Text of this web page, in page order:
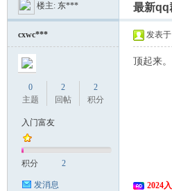
» ›
楼主: 东*** 最新qq
cxwc***
0
主题
2
回帖
2
积分
入门富友
积分 2
发消息
发表于
顶起来。
2024